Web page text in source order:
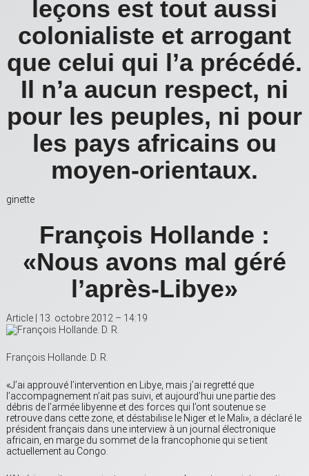
leçons est tout aussi
colonialiste et arrogant
que celui qui l’a précédé.
Il n’a aucun respect, ni
pour les peuples, ni pour
les pays africains ou
moyen-orientaux.
ginette
François Hollande :
«Nous avons mal géré
l’après-Libye»
Article | 13. octobre 2012 – 14:19
François Hollande. D. R.
«J’ai approuvé l’intervention en Libye, mais j’ai regretté que
l’accompagnement n’ait pas suivi, et aujourd’hui une partie des
débris de l’armée libyenne et des forces qui l’ont soutenue se
retrouve dans cette zone, et déstabilise le Niger et le Mali», a déclaré le
président français dans une interview à un journal électronique
africain, en marge du sommet de la francophonie qui se tient
actuellement au Congo.